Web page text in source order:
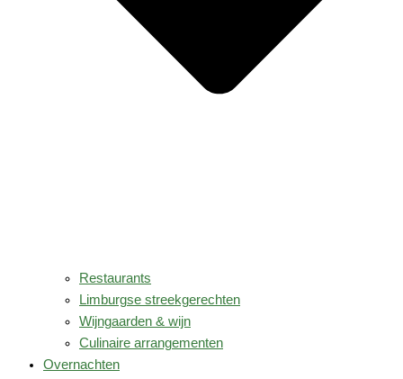
Restaurants
Limburgse streekgerechten
Wijngaarden & wijn
Culinaire arrangementen
Overnachten